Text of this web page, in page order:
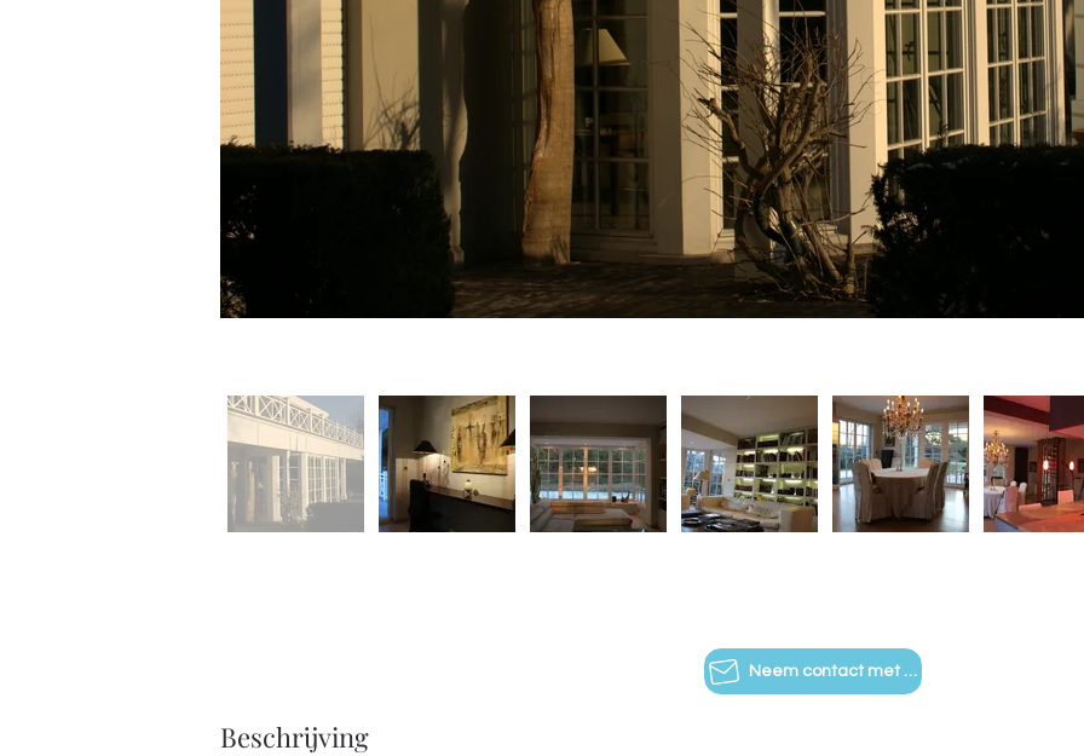
Neem contact met ons op
Beschrijving